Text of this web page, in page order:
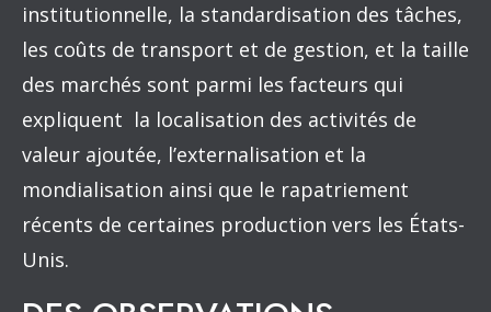
institutionnelle, la standardisation des tâches,
les coûts de transport et de gestion, et la taille
des marchés sont parmi les facteurs qui
expliquent la localisation des activités de
valeur ajoutée, l’externalisation et la
mondialisation ainsi que le rapatriement
récents de certaines production vers les États-
Unis.